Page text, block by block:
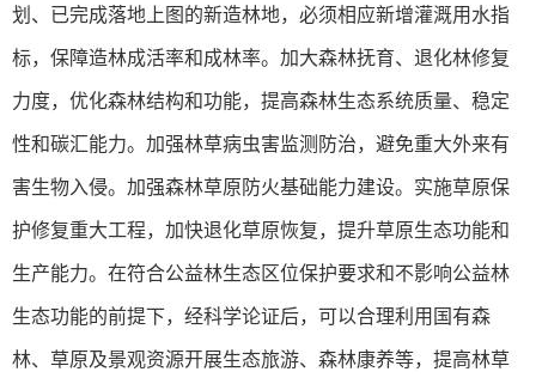
划、已完成落地上图的新造林地，必须相应新增灌溉用水指
标，保障造林成活率和成林率。加大森林抚育、退化林修复
力度，优化森林结构和功能，提高森林生态系统质量、稳定
性和碳汇能力。加强林草病虫害监测防治，避免重大外来有
害生物入侵。加强森林草原防火基础能力建设。实施草原保
护修复重大工程，加快退化草原恢复，提升草原生态功能和
生产能力。在符合公益林生态区位保护要求和不影响公益林
生态功能的前提下，经科学论证后，可以合理利用国有森
林、草原及景观资源开展生态旅游、森林康养等，提高林草